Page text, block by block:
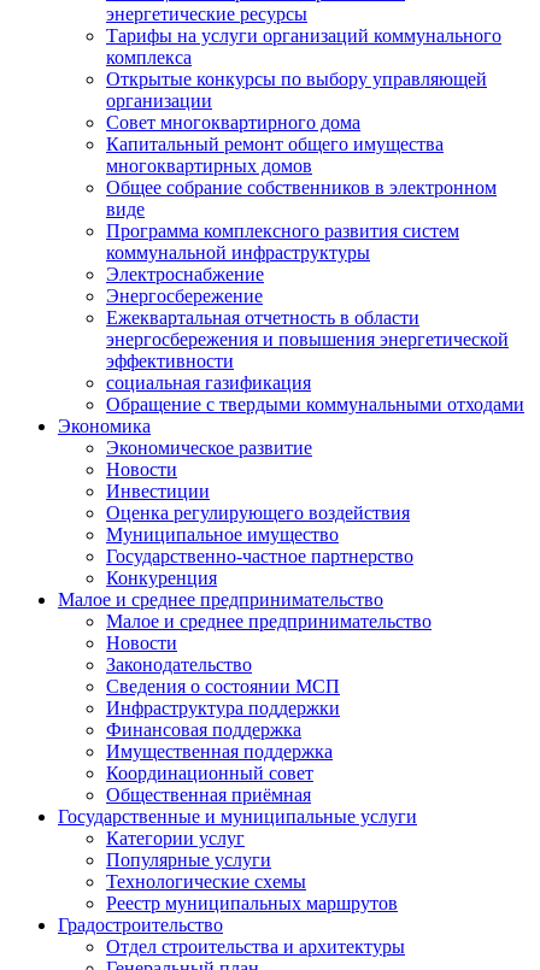
энергетические ресурсы
Тарифы на услуги организаций коммунального
комплекса
Открытые конкурсы по выбору управляющей
организации
Совет многоквартирного дома
Капитальный ремонт общего имущества
многоквартирных домов
Общее собрание собственников в электронном
виде
Программа комплексного развития систем
коммунальной инфраструктуры
Электроснабжение
Энергосбережение
Ежеквартальная отчетность в области
энергосбережения и повышения энергетической
эффективности
социальная газификация
Обращение с твердыми коммунальными отходами
Экономика
Экономическое развитие
Новости
Инвестиции
Оценка регулирующего воздействия
Муниципальное имущество
Государственно-частное партнерство
Конкуренция
Малое и среднее предпринимательство
Малое и среднее предпринимательство
Новости
Законодательство
Сведения о состоянии МСП
Инфраструктура поддержки
Финансовая поддержка
Имущественная поддержка
Координационный совет
Общественная приёмная
Государственные и муниципальные услуги
Категории услуг
Популярные услуги
Технологические схемы
Реестр муниципальных маршрутов
Градостроительство
Отдел строительства и архитектуры